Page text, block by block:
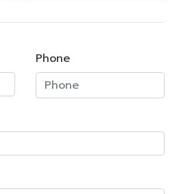
Phone